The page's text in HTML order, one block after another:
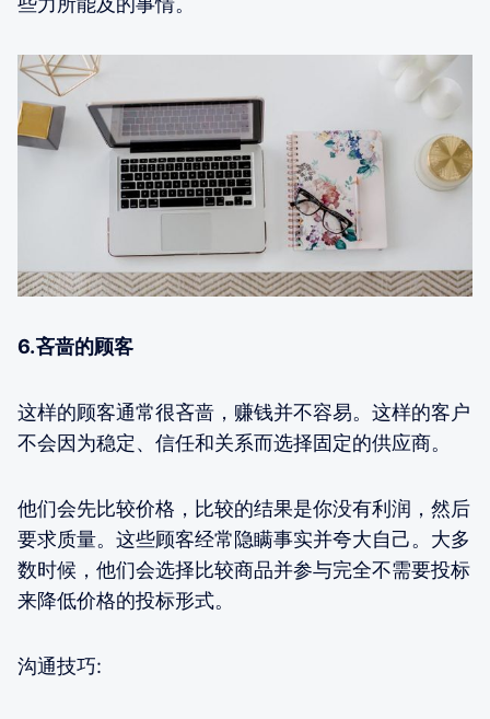
6.吝啬的顾客
这样的顾客通常很吝啬，赚钱并不容易。这样的客户
不会因为稳定、信任和关系而选择固定的供应商。
他们会先比较价格，比较的结果是你没有利润，然后
要求质量。这些顾客经常隐瞒事实并夸大自己。大多
数时候，他们会选择比较商品并参与完全不需要投标
来降低价格的投标形式。
沟通技巧: